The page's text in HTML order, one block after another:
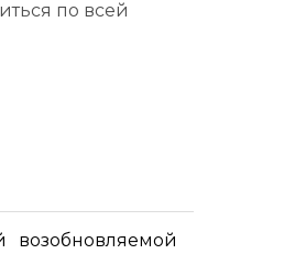
по всей
возобновляемой